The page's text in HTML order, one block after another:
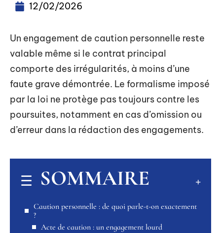
12/02/2026
Un engagement de caution personnelle reste
valable même si le contrat principal
comporte des irrégularités, à moins d’une
faute grave démontrée. Le formalisme imposé
par la loi ne protège pas toujours contre les
poursuites, notamment en cas d’omission ou
d’erreur dans la rédaction des engagements.
SOMMAIRE
Caution personnelle : de quoi parle-t-on exactement
?
Acte de caution : un engagement lourd